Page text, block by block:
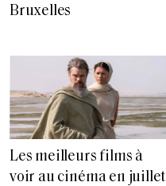
Bruxelles
Les meilleurs films à
voir au cinéma en juillet